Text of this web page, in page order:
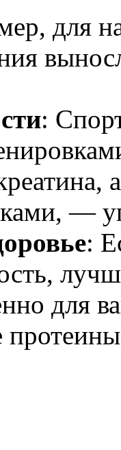
для
:
—
:
для